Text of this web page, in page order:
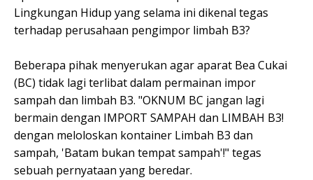
Lingkungan Hidup yang selama ini dikenal tegas
terhadap perusahaan pengimpor limbah B3?
Beberapa pihak menyerukan agar aparat Bea Cukai
(BC) tidak lagi terlibat dalam permainan impor
sampah dan limbah B3. "OKNUM BC jangan lagi
bermain dengan IMPORT SAMPAH dan LIMBAH B3!
dengan meloloskan kontainer Limbah B3 dan
sampah, 'Batam bukan tempat sampah'!" tegas
sebuah pernyataan yang beredar.